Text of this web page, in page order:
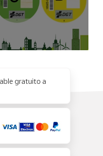
gratuito a